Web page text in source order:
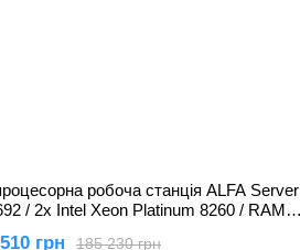
робоча станція ALFA Server
/ 2х Intel Xeon Platinum 8260 / RAM
185 230 грн
грн